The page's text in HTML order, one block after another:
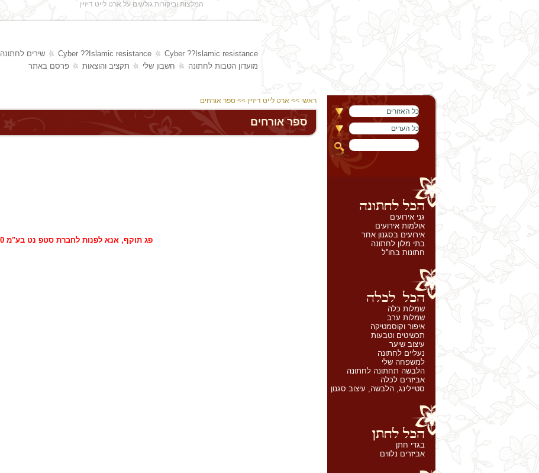
המלצות וביקורות גולשים על ארט לייט דיזיין
Cyber ??Islamic resistance
Cyber ??Islamic resistance שירים לחתונה
מועדון הטבות לחתונה
חשבון שלי תקציב והוצאות פרסם באתר
ראשי >> ארט לייט דיזיין >> ספר אורחים
ספר אורחים
פג תוקף, אנא לפנות לחברת סטפ נט בע"מ 077-7909600
כל האזורים
כל הערים
גני אירועים
אולמות אירועים
אירועים בסגנון אחר
בתי מלון לחתונה
חתונות בחו''ל
שמלות כלה
שמלות ערב
איפור וקוסמטיקה
תכשיטים וטבעות
עיצוב שיער
נעליים לחתונה
למשפחה שלי
הלבשה תחתונה לחתונה
אביזרים לכלה
סטיילינג, הלבשה, עיצוב סגנון
בגדי חתן
אביזרים נלווים